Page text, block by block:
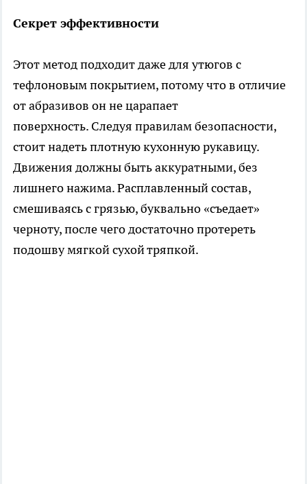
Секрет эффективности
Этот метод подходит даже для утюгов с
тефлоновым покрытием, потому что в отличие
от абразивов он не царапает
поверхность. Следуя правилам безопасности,
стоит надеть плотную кухонную рукавицу.
Движения должны быть аккуратными, без
лишнего нажима. Расплавленный состав,
смешиваясь с грязью, буквально «съедает»
черноту, после чего достаточно протереть
подошву мягкой сухой тряпкой.